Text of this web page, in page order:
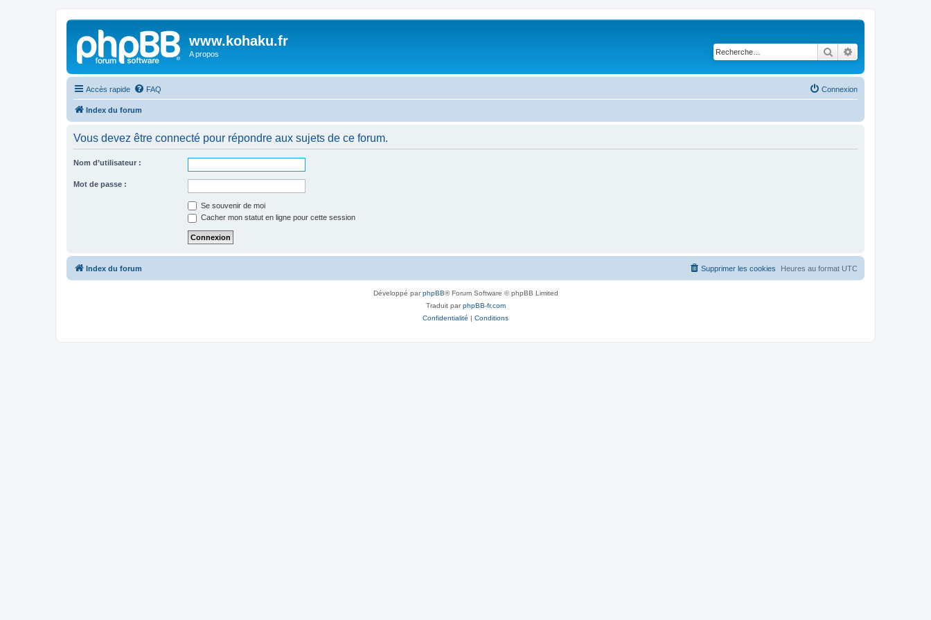
www.kohaku.fr
A propos Rechercher
Accès rapide FAQ Connexion
Index du forum
Vous devez être connecté pour répondre aux sujets de ce forum.
Nom d’utilisateur :
Mot de passe :
Se souvenir de moi
Cacher mon statut en ligne pour cette session
Index du forum Heures au format UTC
Supprimer les cookies
Développé parphpBB® Forum Software © phpBB Limited
Traduit parphpBB-fr.com
Confidentialité | Conditions